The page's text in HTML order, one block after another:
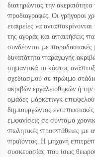
διατηρώντας την
προδιαγραφές. Οι γρήγοροι
εταιρείες να
της αγοράς και απαιτήσεις
συνδέονται με
δυνατότητα παραγωγής
σημαντικά το κόστος
σχεδιασμού σε πρώιμο
ακριβών εργαλειοθηκών ή
ομάδες μάρκετινγκ
δημιουργώντας εντυπωσιακές
εμφανίσεις σε σύντομο
πωλητικές προσπάθειες με
προϊόντος. Η μηχανή
συσκευασίας που ίσως